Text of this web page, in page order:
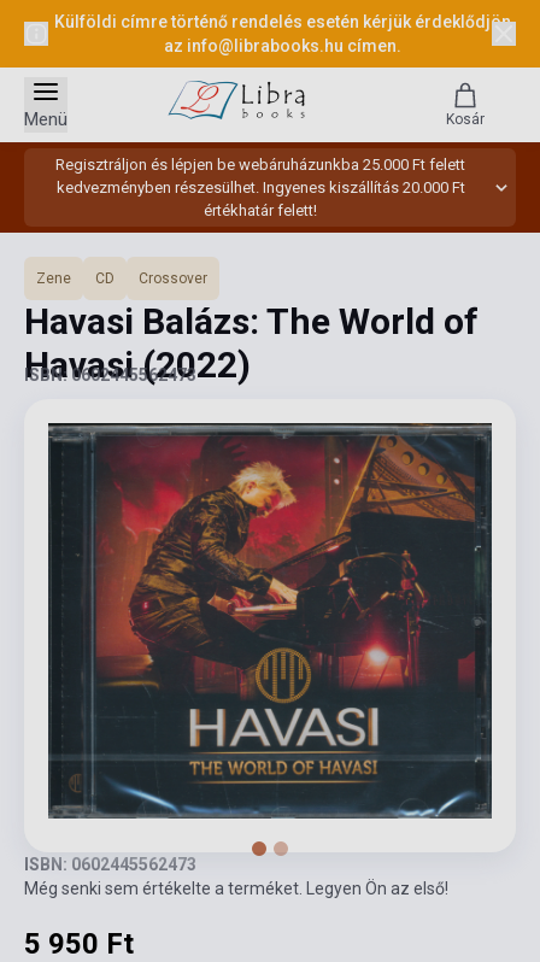
Külföldi címre történő rendelés esetén kérjük érdeklődjön
az info@librabooks.hu címen.
Regisztráljon és lépjen be webáruházunkba 25.000 Ft felett
kedvezményben részesülhet. Ingyenes kiszállítás 20.000 Ft
értékhatár felett!
Menü Kosár
Zene CD Crossover
Havasi Balázs: The World of
Havasi(2022)
ISBN: 0602445562473
ISBN: 0602445562473
Még senki sem értékelte a terméket. Legyen Ön az első!
5 950 Ft